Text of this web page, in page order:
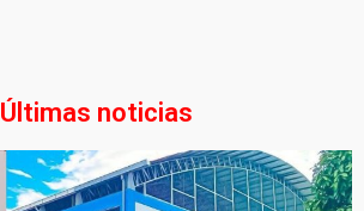
Últimas noticias